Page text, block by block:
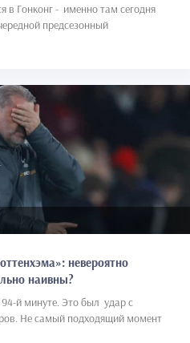
в Гонконг - именно там сегодня
предсезонный
невероятно
наивны?
й минуте. Это был удар с
Не самый подходящий момент